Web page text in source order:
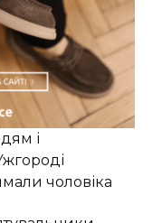
і
чоловіка